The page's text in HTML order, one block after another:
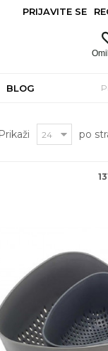
PRIJAVITE SE
BLOG
Prikaži po